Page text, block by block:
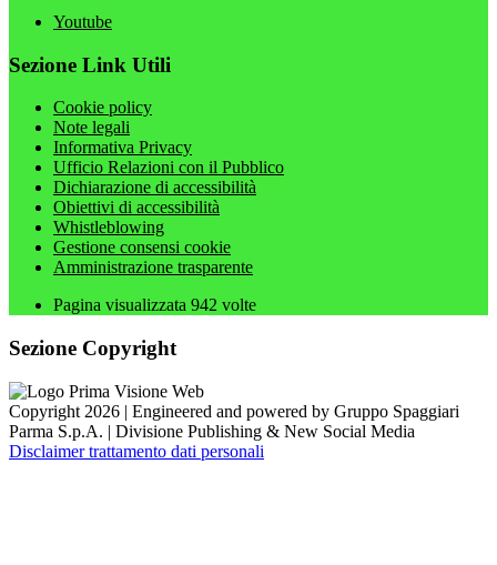
Youtube
Sezione Link Utili
Cookie policy
Note legali
Informativa Privacy
Ufficio Relazioni con il Pubblico
Dichiarazione di accessibilità
Obiettivi di accessibilità
Whistleblowing
Gestione consensi cookie
Amministrazione trasparente
Pagina visualizzata 942 volte
Sezione Copyright
Copyright 2026 | Engineered and powered by Gruppo Spaggiari
Parma S.p.A. | Divisione Publishing & New Social Media
Disclaimer trattamento dati personali